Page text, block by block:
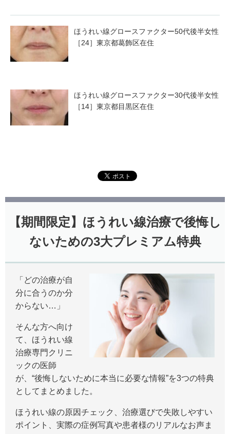
ほうれい線グロースファクター50代後半女性
［24］東京都葛飾区在住
ほうれい線グロースファクター30代後半女性
［14］東京都目黒区在住
【期間限定】ほうれい線治療で後悔し
ないための3大プレミアム特典
「どの治療が自
分に合うのか分
からない…」
そんな方へ向け
て、ほうれい線
治療専門クリニ
ックの医師
が、“後悔しないために本当に必要な情報”を3つの特典
としてまとめました。
ほうれい線の原因チェック、治療選びで失敗しやすい
ポイント、実際の症例写真や患者様のリアルなお声ま